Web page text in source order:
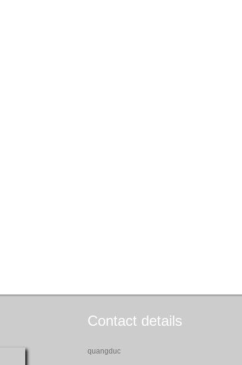
Contact details
quangduc